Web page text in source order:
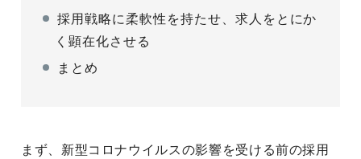
採用戦略に柔軟性を持たせ、求人をとにか
く顕在化させる
まとめ
まず、新型コロナウイルスの影響を受ける前の採用